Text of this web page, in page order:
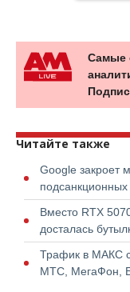
Самые
Читайте также
Google закроет
подсанкционных
Вместо RTX
досталась
Трафик в МАКС
МТС, МегаФон,